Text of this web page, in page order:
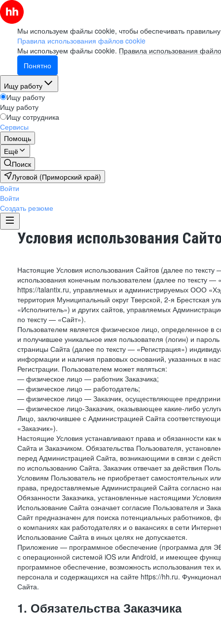
Мы используем файлы cookie, чтобы обеспечивать
Правила использования файлов cookie
Мы используем файлы cookie. Правила использования
Понятно
Ищу работу
Ищу работу
Ищу работу
Ищу сотрудника
Сервисы
Помощь
Ещё
Поиск
Луговой (Приморский край)
Войти
Войти
Создать резюме
Условия использования
Настоящие Условия использования Сайтов (далее по
использования конечным пользователем (далее по тексту
https://talantix.ru, управляемых и администрируемых ООО
территория Муниципальный округ Тверской, 2-я
«Исполнитель») и других сайтов, управляемых
по тексту — «Сайт»).
Пользователем является физическое лицо, определенное в
и получившее уникальное имя пользователя (логин) и
страницы Сайта (далее по тексту — «Регистрация»)
информации и наличия правовых оснований, указанных в
Регистрации. Пользователем может являться:
— физическое лицо — работник Заказчика;
— физическое лицо — работодатель;
— физическое лицо — Заказчик, осуществляющее
— физическое лицо-Заказчик, оказывающее какие-либо
Лицо, заключившее с Администрацией Сайта
«Заказчик»).
Настоящие Условия устанавливают права и обязанности
Сайта и Заказчиком. Обязательства Пользователя,
перед Администрацией Сайта, возникающими в связи с
по использованию Сайта. Заказчик отвечает за действия
Условиям Пользователь не приобретает самостоятельных
права, предоставляемые Администрацией Сайта согласно
Обязанности Заказчика, установленные настоящими
Использование Сайта означает согласие Пользователя и
Сайт предназначен для поиска потенциальных
о компаниях как работодателях и о вакансиях в сети
Использование Сайта в иных целях не допускается.
Приложение — программное обеспечение (программа для
с операционной системой iOS или Android, и имеющее
программное обеспечение, возможность использования
персонала и содержащихся на сайте https://hh.ru.
Сайта.
1. Обязательства Заказчика